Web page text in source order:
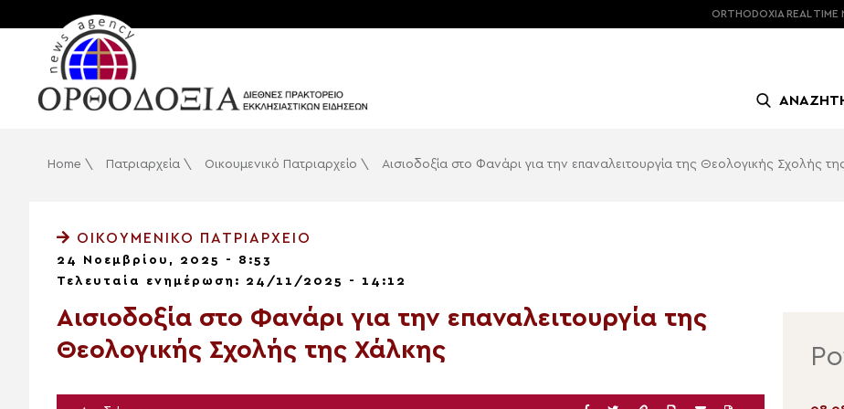
ORTHODOXIA REAL TIME
Home \ Πατριαρχεία \ Οικουμενικό Πατριαρχείο \ Αισιοδοξία στο Φανάρι για την επαναλειτουργία της Θεολογικής Σχολής
ΟΙΚΟΥΜΕΝΙΚΌ ΠΑΤΡΙΑΡΧΕΊΟ
24 Νοεμβρίου, 2025 - 8:53
Τελευταία ενημέρωση: 24/11/2025 - 14:12
Αισιοδοξία στο Φανάρι για την επαναλειτουργία της
Θεολογικής Σχολής της Χάλκης